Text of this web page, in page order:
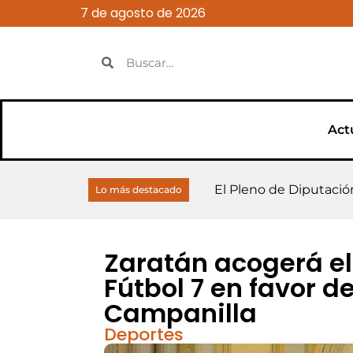
7 de agosto de 2026
Lo más destacado
El presidente de la
Monge
El Pleno de
Diputación invierte 2
Abierta la
Diputación destina
El Milanito cierra una
El Milanito brinda por
David Sanz participa
Zaratán instala una
Cierran la piscina
Zaratán acogerá
Fútbol 7 en favor
Campanilla
Deportes